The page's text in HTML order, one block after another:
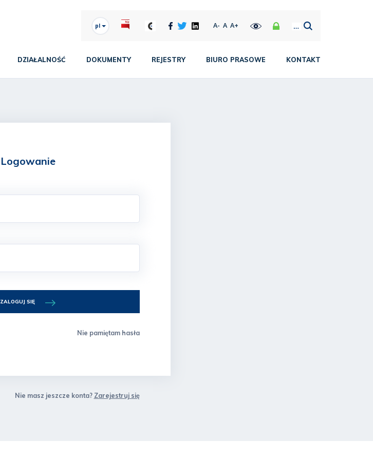
pl A- A A+
DZIAŁALNOŚĆ DOKUMENTY REJESTRY BIURO PRASOWE KONTAKT
Logowanie
ZALOGUJ SIĘ
Nie pamiętam hasła
Nie masz jeszcze konta? Zarejestruj się